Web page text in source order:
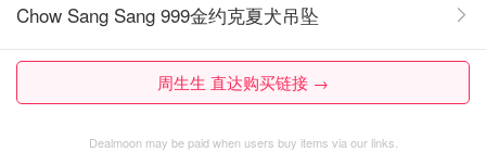
Chow Sang Sang 999金约克夏犬吊坠
周生生 直达购买链接 →
Dealmoon may be paid when users buy items via our links.